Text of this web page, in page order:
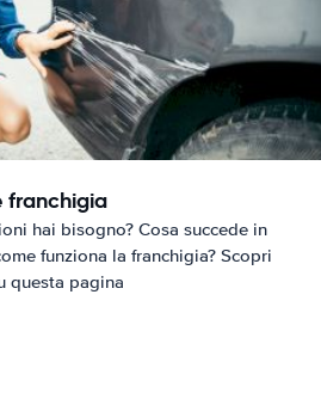
franchigia
hai bisogno? Cosa succede in
funziona la franchigia? Scopri
questa pagina